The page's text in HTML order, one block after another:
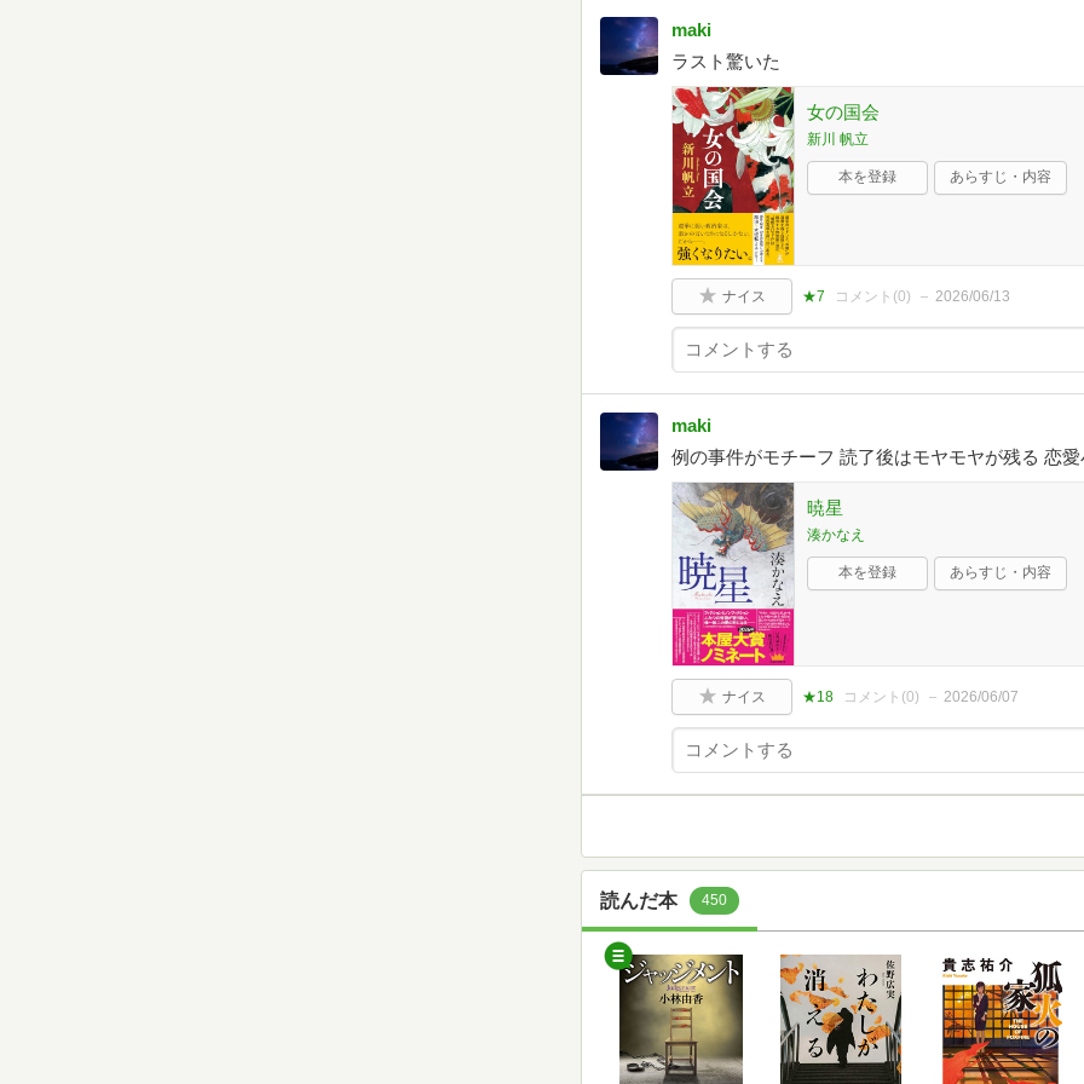
maki
ラスト驚いた
女の国会
新川 帆立
本を登録 あらすじ・内容
ナイス ★7 コメント(0) 2026/06/13
maki
例の事件がモチーフ 読了後はモヤモヤが残る 恋
暁星
湊かなえ
本を登録 あらすじ・内容
ナイス ★18 コメント(0) 2026/06/07
読んだ本 450